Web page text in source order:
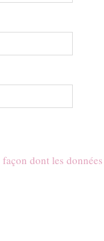
dont les